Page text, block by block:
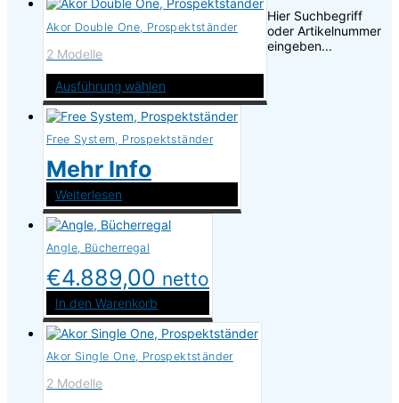
Akor Double One, Prospektständer
2 Modelle
Ausführung wählen
Dieses
Produkt
weist
mehrere
Varianten
auf.
Die
Optionen
können
auf
der
Produktseite
gewählt
werden
Free System, Prospektständer
Mehr Info
Weiterlesen
Angle, Bücherregal
€4.889,00 netto
In den Warenkorb
Akor Single One, Prospektständer
2 Modelle
Hier Suchbegriff
oder Artikelnummer
eingeben...